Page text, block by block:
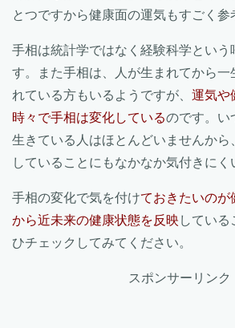
とつですから健康面の運気もすごく参
手相は統計学ではなく経験科学という
す。また手相は、人が生まれてから一
れている方もいるようですが、 運気や
時々で手相は変化しているのです。い
生きている人はほとんどいませんから
していることにもなかなか気付きにく
手相の変化で気を付けておきたいのが
から近未来の健康状態を反映 してい
ひチェックしてみてください。
スポンサーリンク